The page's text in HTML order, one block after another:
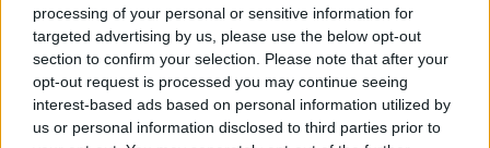
processing of your personal or sensitive information for
targeted advertising by us, please use the below opt-out
section to confirm your selection. Please note that after your
opt-out request is processed you may continue seeing
interest-based ads based on personal information utilized by
us or personal information disclosed to third parties prior to
Via ai lavori Anas tra Scarlino e Venturina
Incidente sulla statale Aurelia, traffico bloccato
Sottopassi off limits per la pioggia no stop